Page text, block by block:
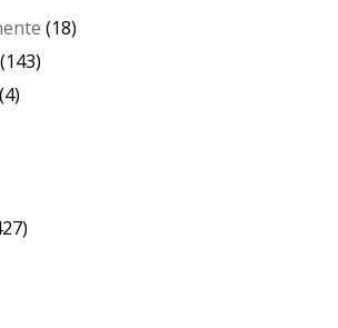
(18)
(143)
(4)